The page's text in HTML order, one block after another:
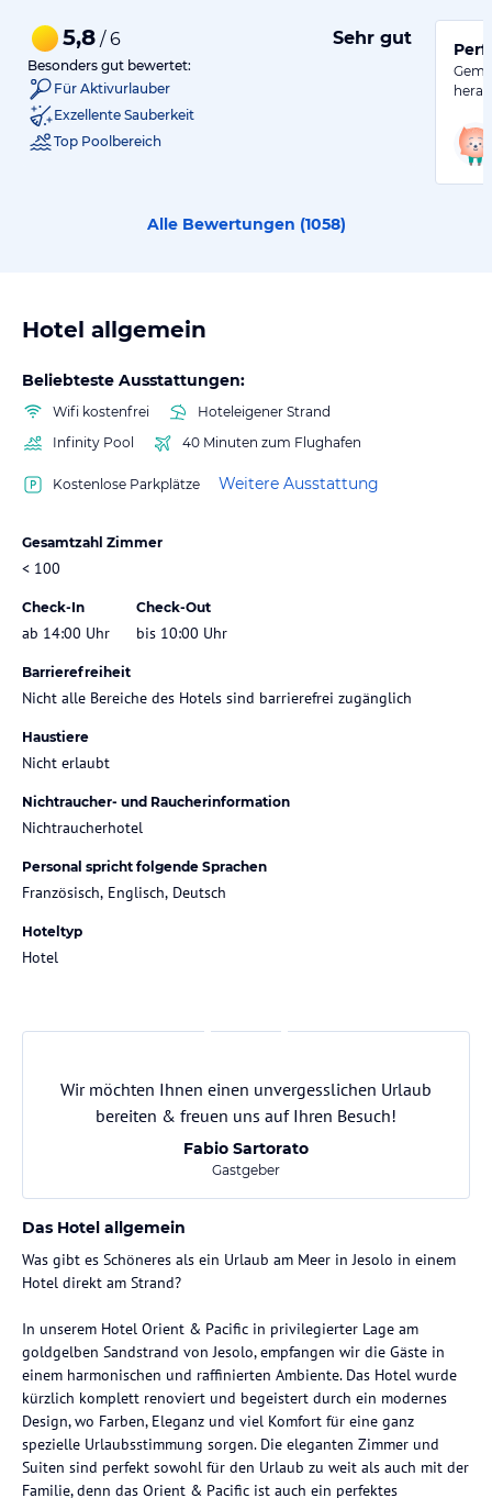
5,8 / 6 Sehr gut
Besonders gut bewertet:
Für Aktivurlauber
Exzellente Sauberkeit
Top Poolbereich
Alle Bewertungen (1058)
Hotel allgemein
Beliebteste Ausstattungen:
Wifi kostenfrei
Hoteleigener Strand
Infinity Pool
40 Minuten zum Flughafen
Kostenlose Parkplätze Weitere Ausstattung
Gesamtzahl Zimmer
< 100
Check-In
ab 14:00 Uhr
Check-Out
bis 10:00 Uhr
Barrierefreiheit
Nicht alle Bereiche des Hotels sind barrierefrei zugänglich
Haustiere
Nicht erlaubt
Nichtraucher- und Raucherinformation
Nichtraucherhotel
Personal spricht folgende Sprachen
Französisch, Englisch, Deutsch
Hoteltyp
Hotel
Wir möchten Ihnen einen unvergesslichen Urlaub
bereiten & freuen uns auf Ihren Besuch!
Fabio Sartorato
Gastgeber
Das Hotel allgemein
Was gibt es Schöneres als ein Urlaub am Meer in Jesolo in einem
Hotel direkt am Strand?
In unserem Hotel Orient & Pacific in privilegierter Lage am
goldgelben Sandstrand von Jesolo, empfangen wir die Gäste in
einem harmonischen und raffinierten Ambiente. Das Hotel wurde
kürzlich komplett renoviert und begeistert durch ein modernes
Design, wo Farben, Eleganz und viel Komfort für eine ganz
spezielle Urlaubsstimmung sorgen. Die eleganten Zimmer und
Suiten sind perfekt sowohl für den Urlaub zu weit als auch mit der
Familie, denn das Orient & Pacific ist auch ein perfektes